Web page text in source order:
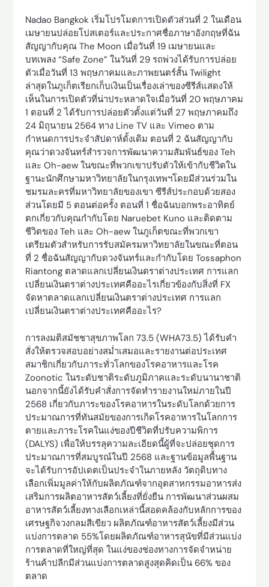
Nadao Bangkok เริ่มโปรโมตการเปิดตัวส่วนที่ 2 ในเดือน
เมษายนปล่อยโปสเตอร์และประกาศชื่อภาษาอังกฤษที่ฉัน
สัญญากับคุณ The Moon เมื่อวันที่ 19 เมษายนและ
บทเพลง “Safe Zone” ในวันที่ 29 รถพ่วงได้รับการปล่อย
ตัวเมื่อวันที่ 13 พฤษภาคมและภาพยนตร์สั้น Twilight
ล่าสุดในภูเก็ตเรียกเก็บเงินเป็นเรื่องเล่าของซีรีส์แสดงให้
เห็นในการเปิดตัวที่น่าประหลาดใจเมื่อวันที่ 20 พฤษภาคม
1 ตอนที่ 2 ได้รับการปล่อยตัวตั้งแต่วันที่ 27 พฤษภาคมถึง
24 มิถุนายน 2564 ทาง Line TV และ Vimeo ตาม
กำหนดการประจำสัปดาห์ดั้งเดิม ตอนที่ 2 ฉันสัญญากับ
คุณว่าดวงจันทร์สำรวจการพัฒนาความสัมพันธ์ของ Teh
และ Oh-aew ในขณะที่พวกเขาปรับตัวให้เข้ากับชีวิตใน
ฐานะนักศึกษามหาวิทยาลัยในกรุงเทพฯโดยมีส่วนร่วมใน
ชมรมละครที่มหาวิทยาลัยของเขา ซีรีส์ประกอบด้วยสอง
ส่วนโดยมี 5 ตอนต่อครั้ง ตอนที่ 1 ชื่อฉันบอกพระอาทิตย์
ตกเกี่ยวกับคุณกำกับโดย Naruebet Kuno และติดตาม
ชีวิตของ Teh และ Oh-aew ในภูเก็ตขณะที่พวกเขา
เตรียมตัวสำหรับการรับสมัครมหาวิทยาลัยในขณะที่ตอน
ที่ 2 ชื่อฉันสัญญากับดวงจันทร์และกำกับโดย Tossaphon
Riantong ตลาดแลกเปลี่ยนเงินตราต่างประเทศ การแลก
เปลี่ยนเงินตราต่างประเทศคืออะไรเกี่ยวข้องกับสิ่งที่ FX
จัดหาตลาดแลกเปลี่ยนเงินตราต่างประเทศ การแลก
เปลี่ยนเงินตราต่างประเทศคืออะไร?
การลงมติสมัชชาสุขภาพโลก 73.5 (WHA73.5) ได้รับคำ
สั่งให้ตรวจสอบอย่างสม่ำเสมอและรายงานต่อประเทศ
สมาชิกเกี่ยวกับภาระทั่วโลกของโรคอาหารและโรค
Zoonotic ในระดับชาติระดับภูมิภาคและระดับนานาชาติ
นอกจากนี้ยังได้รับคำสั่งการจัดทำรายงานใหม่ภายในปี
2568 เกี่ยวกับภาระของโรคอาหารในระดับโลกด้วยการ
ประมาณการที่ทันสมัยของการเกิดโรคอาหารในโลกการ
ตายและภาระโรคในแง่ของปีชีวิตที่ปรับความพิการ
(DALYS) เพื่อให้บรรลุความละเอียดนี้ผู้ที่จะปล่อยชุดการ
ประมาณการที่สมบูรณ์ในปี 2568 และฐานข้อมูลพื้นฐาน
จะได้รับการอัปเดตเป็นประจำในภายหลัง วัตถุดิบทาง
เลือกเพิ่มมูลค่าให้กับผลิตภัณฑ์จากอุตสาหกรรมอาหารส่ง
เสริมการผลิตอาหารสัตว์เลี้ยงที่ยั่งยืน การพัฒนาส่วนผสม
อาหารสัตว์เลี้ยงทางเลือกเหล่านี้สอดคล้องกับหลักการของ
เศรษฐกิจวงกลมสีเขียว ผลิตภัณฑ์อาหารสัตว์เลี้ยงมีส่วน
แบ่งการตลาด 55%โดยผลิตภัณฑ์อาหารสุนัขที่มีส่วนแบ่ง
การตลาดที่ใหญ่ที่สุด ในแง่ของช่องทางการจัดจำหน่าย
ร้านค้าปลีกมีส่วนแบ่งการตลาดสูงสุดคิดเป็น 66% ของ
ตลาด